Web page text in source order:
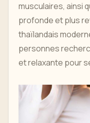
musculaires, ainsi
profonde et plus
thaïlandais
personnes
et relaxante pour